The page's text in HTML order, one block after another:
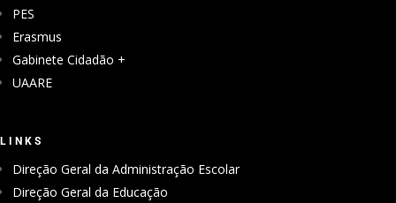
PES
Erasmus
Gabinete Cidadão +
UAARE
LINKS
Direção Geral da Administração Escolar
Direção Geral da Educação